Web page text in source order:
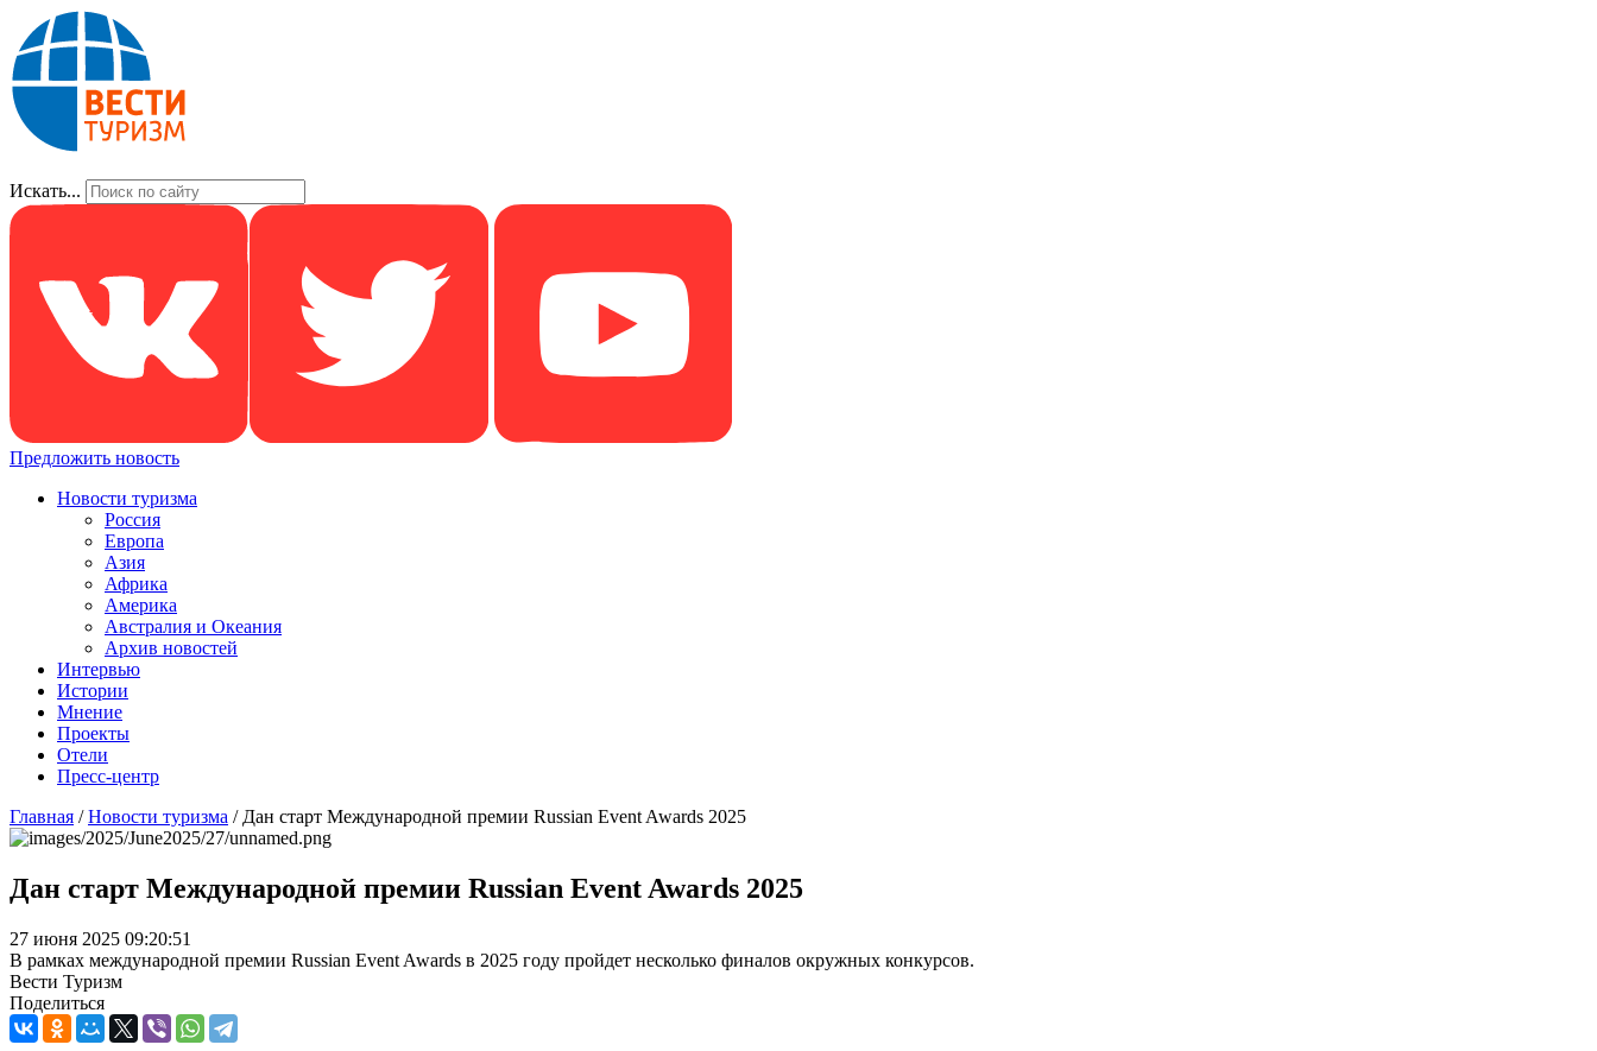
Искать...
Предложить новость
Новости туризма
Россия
Европа
Азия
Африка
Америка
Австралия и Океания
Архив новостей
Интервью
Истории
Мнение
Проекты
Отели
Пресс-центр
Главная /Новости туризма / Дан старт Международной премии Russian Event Awards 2025
Дан старт Международной премии Russian Event Awards 2025
27 июня 2025 09:20:51
В рамках международной премии Russian Event Awards в 2025 году пройдет несколько финалов окружных конкурсов.
Вести Туризм
Поделиться